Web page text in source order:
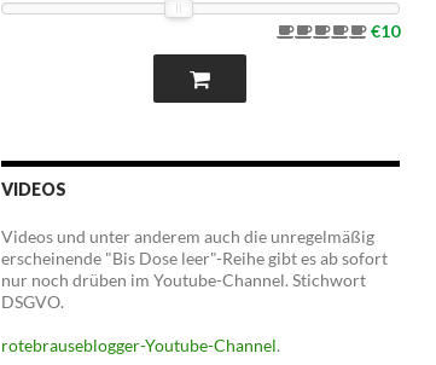
€10
VIDEOS
Videos und unter anderem auch die unregelmäßig
erscheinende "Bis Dose leer"-Reihe gibt es ab sofort
nur noch drüben im Youtube-Channel. Stichwort
DSGVO.
rotebrauseblogger-Youtube-Channel.